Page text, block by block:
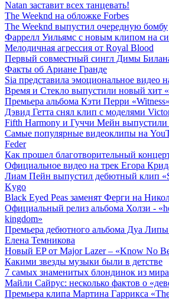
Natan заставит всех танцевать!
The Weeknd на обложке Forbes
The Weeknd выпустил очередную бомбу
Фаррелл Уильямс с новым клипом на
Мелодичная агрессия от Royal Blood
Первый совместный сингл Димы
Факты об Ариане Гранде
Sia представила эмоциональное видео
Время и Стекло выпустили новый хит
Премьера альбома Кэти Перри «Witness»
Дэвид Гетта снял клип с моделями
Fifth Harmony и Гуччи Мейн выпустили
Самые популярные видеоклипы на
Feder
Как прошел благотворительный
Официальное видео на трек Егора
Лиам Пейн выпустил дебютный клип
Kygo
Black Eyed Peas заменят Ферги на
Официальный релиз альбома Холзи -
kingdom»
Премьера дебютного альбома Дуа
Елена Темникова
Новый EP от Major Lazer – «Know No
Какими звезды музыки были в детстве
7 самых знаменитых блондинок из
Майли Сайрус: несколько фактов о
Премьера клипа Мартина Гаррикса